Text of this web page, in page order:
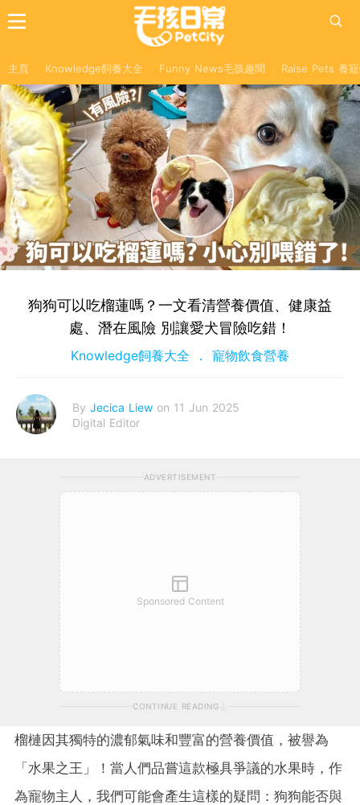
主頁 Knowledge飼養大全 Funny News毛孩趣聞 Raise Pets 養
狗狗可以吃榴蓮嗎？一文看清營養價值、健康益
處、潛在風險 別讓愛犬冒險吃錯！
Knowledge飼養大全 寵物飲食營養
By Jecica Liew on 11 Jun 2025
Digital Editor
ADVERTISEMENT
Sponsored Content
CONTINUE READING
榴槤因其獨特的濃郁氣味和豐富的營養價值，被譽為
「水果之王」！當人們品嘗這款極具爭議的水果時，作
為寵物主人，我們可能會產生這樣的疑問：狗狗能否與